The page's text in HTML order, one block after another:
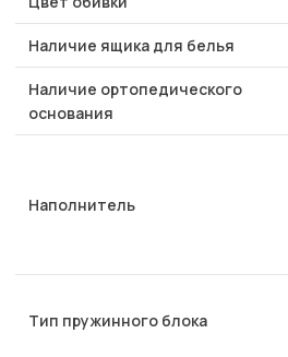
Наличие ящика для белья
Наличие ортопедического
основания
Наполнитель
Тип пружинного блока